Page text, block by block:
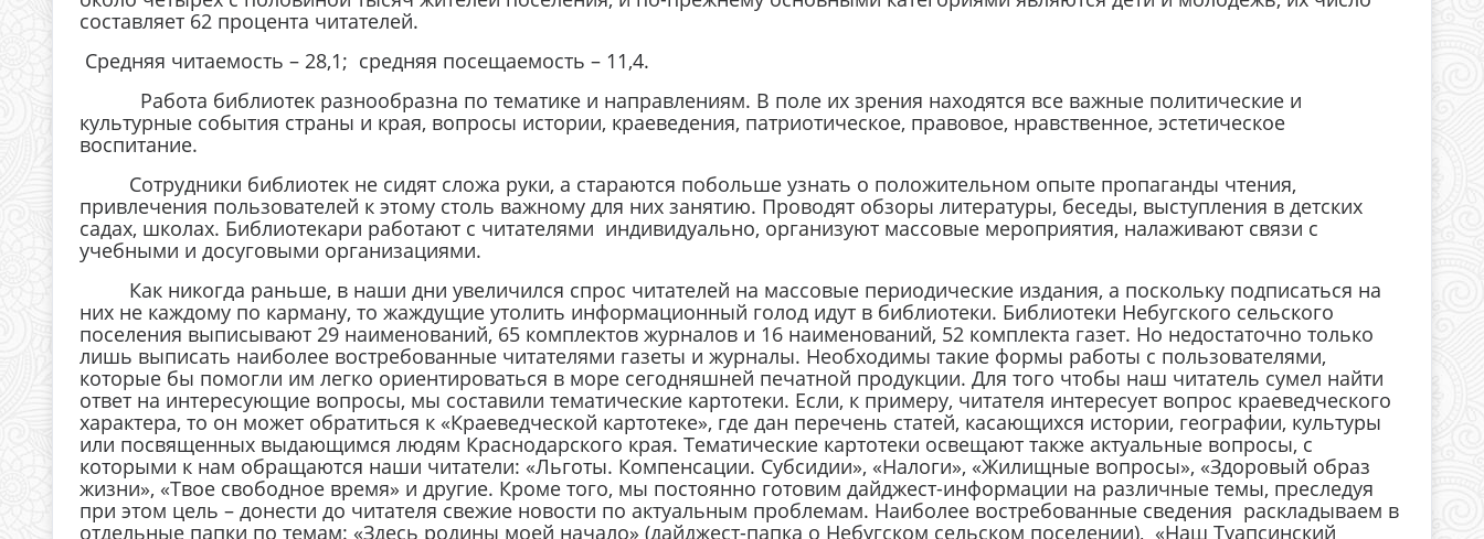
составляет 62 процента читателей.
Средняя читаемость – 28,1; средняя посещаемость – 11,4.
Работа библиотек разнообразна по тематике и направлениям. В поле их зрения находятся все важные политические и
культурные события страны и края, вопросы истории, краеведения, патриотическое, правовое, нравственное, эстетическое
воспитание.
Сотрудники библиотек не сидят сложа руки, а стараются побольше узнать о положительном опыте пропаганды чтения,
привлечения пользователей к этому столь важному для них занятию. Проводят обзоры литературы, беседы, выступления в детских
садах, школах. Библиотекари работают с читателями индивидуально, организуют массовые мероприятия, налаживают связи с
учебными и досуговыми организациями.
Как никогда раньше, в наши дни увеличился спрос читателей на массовые периодические издания, а поскольку подписаться на
них не каждому по карману, то жаждущие утолить информационный голод идут в библиотеки. Библиотеки Небугского сельского
поселения выписывают 29 наименований, 65 комплектов журналов и 16 наименований, 52 комплекта газет. Но недостаточно только
лишь выписать наиболее востребованные читателями газеты и журналы. Необходимы такие формы работы с пользователями,
которые бы помогли им легко ориентироваться в море сегодняшней печатной продукции. Для того чтобы наш читатель сумел найти
ответ на интересующие вопросы, мы составили тематические картотеки. Если, к примеру, читателя интересует вопрос краеведческого
характера, то он может обратиться к «Краеведческой картотеке», где дан перечень статей, касающихся истории, географии, культуры
или посвященных выдающимся людям Краснодарского края. Тематические картотеки освещают также актуальные вопросы, с
которыми к нам обращаются наши читатели: «Льготы. Компенсации. Субсидии», «Налоги», «Жилищные вопросы», «Здоровый образ
жизни», «Твое свободное время» и другие. Кроме того, мы постоянно готовим дайджест-информации на различные темы, преследуя
при этом цель – донести до читателя свежие новости по актуальным проблемам. Наиболее востребованные сведения раскладываем в
отдельные папки по темам: «Здесь родины моей начало» (дайджест-папка о Небугском сельском поселении), «Наш Туапсинский